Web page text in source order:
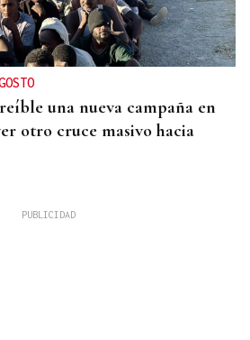
una nueva campaña en
otro cruce masivo hacia